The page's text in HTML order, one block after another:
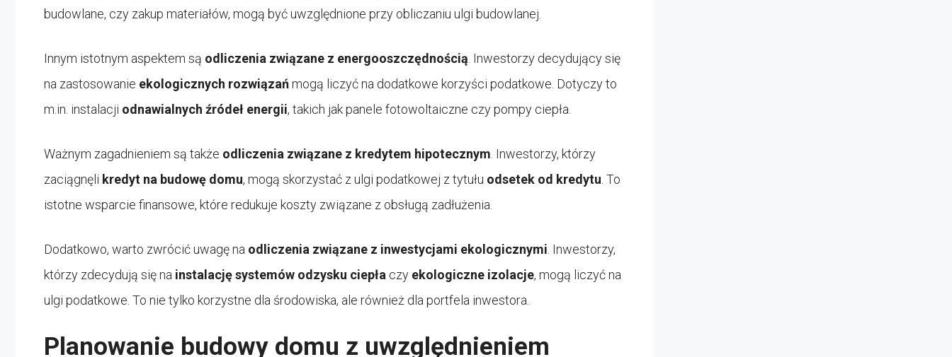
budowlane, czy zakup materiałów, mogą być uwzględnione przy obliczaniu ulgi budowlanej.
Innym istotnym aspektem są odliczenia związane z energooszczędnością. Inwestorzy decydujący się
na zastosowanie ekologicznych rozwiązańmogą liczyć na dodatkowe korzyści podatkowe. Dotyczy to
m.in. instalacji odnawialnych źródeł energii, takich jak panele fotowoltaiczne czy pompy ciepła.
Ważnym zagadnieniem są także odliczenia związane z kredytem hipotecznym. Inwestorzy, którzy
zaciągnęli kredyt na budowę domu, mogą skorzystać z ulgi podatkowej z tytułu odsetek od kredytu. To
istotne wsparcie finansowe, które redukuje koszty związane z obsługą zadłużenia.
Dodatkowo, warto zwrócić uwagę na odliczenia związane z inwestycjami ekologicznymi. Inwestorzy,
którzy zdecydują się na instalację systemów odzysku ciepła czy ekologiczne izolacje, mogą liczyć na
ulgi podatkowe. To nie tylko korzystne dla środowiska, ale również dla portfela inwestora.
Planowanie budowy domu z uwzględnieniem